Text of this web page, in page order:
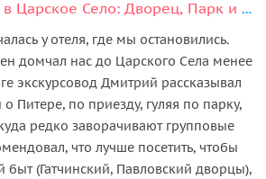
Из Петербурга — в Царское Село: Дворец, Парк и Лицей
у отеля, где мы остановились.
домчал нас до Царского Села менее
экскурсовод Дмитрий рассказывал
Питере, по приезду, гуляя по парку,
редко заворачивают групповые
что лучше посетить, чтобы
быт (Гатчинский, Павловский дворцы),